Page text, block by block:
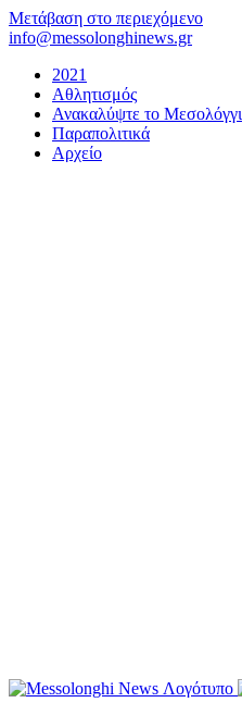
Μετάβαση στο περιεχόμενο
info@messolonghinews.gr
2021
Αθλητισμός
Ανακαλύψτε το Μεσολόγγι
Παραπολιτικά
Αρχείο